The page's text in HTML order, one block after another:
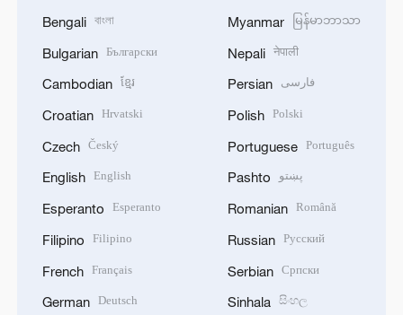
Bengali বাংলা
Bulgarian Български
Cambodian ខ្មែរ
Croatian Hrvatski
Czech Český
English English
Esperanto Esperanto
Filipino Filipino
French Français
German Deutsch
Myanmar မြန်မာဘာသာ
Nepali नेपाली
Persian فارسی
Polish Polski
Portuguese Português
Pashto پښتو
Romanian Română
Russian Русский
Serbian Српски
Sinhala සිංහල